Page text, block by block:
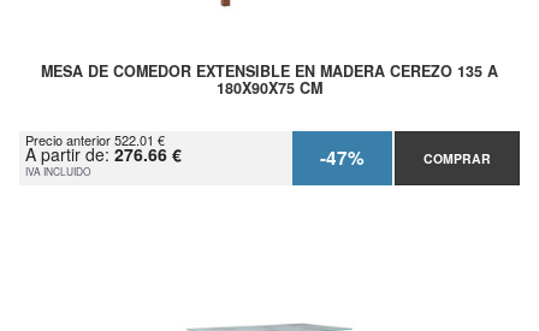
MESA DE COMEDOR EXTENSIBLE EN MADERA CEREZO 135 A
180X90X75 CM
Precio anterior 522.01 €
A partir de: 276.66 €
IVA INCLUIDO -47% COMPRAR